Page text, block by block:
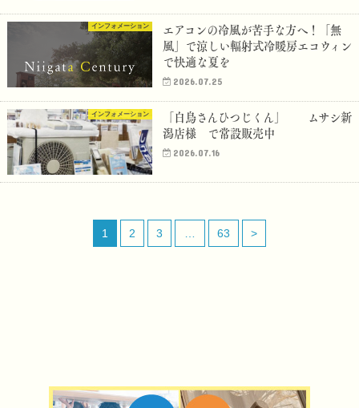
インフォメーション
エアコンの冷風が苦手な方へ！「無
風」で涼しい輻射式冷暖房エコウィン
で快適な夏を
2026.07.25
インフォメーション
「白鳥さんひつじくん」 ムサシ新
潟店様 で常設販売中
2026.07.16
1 2 3 63 >